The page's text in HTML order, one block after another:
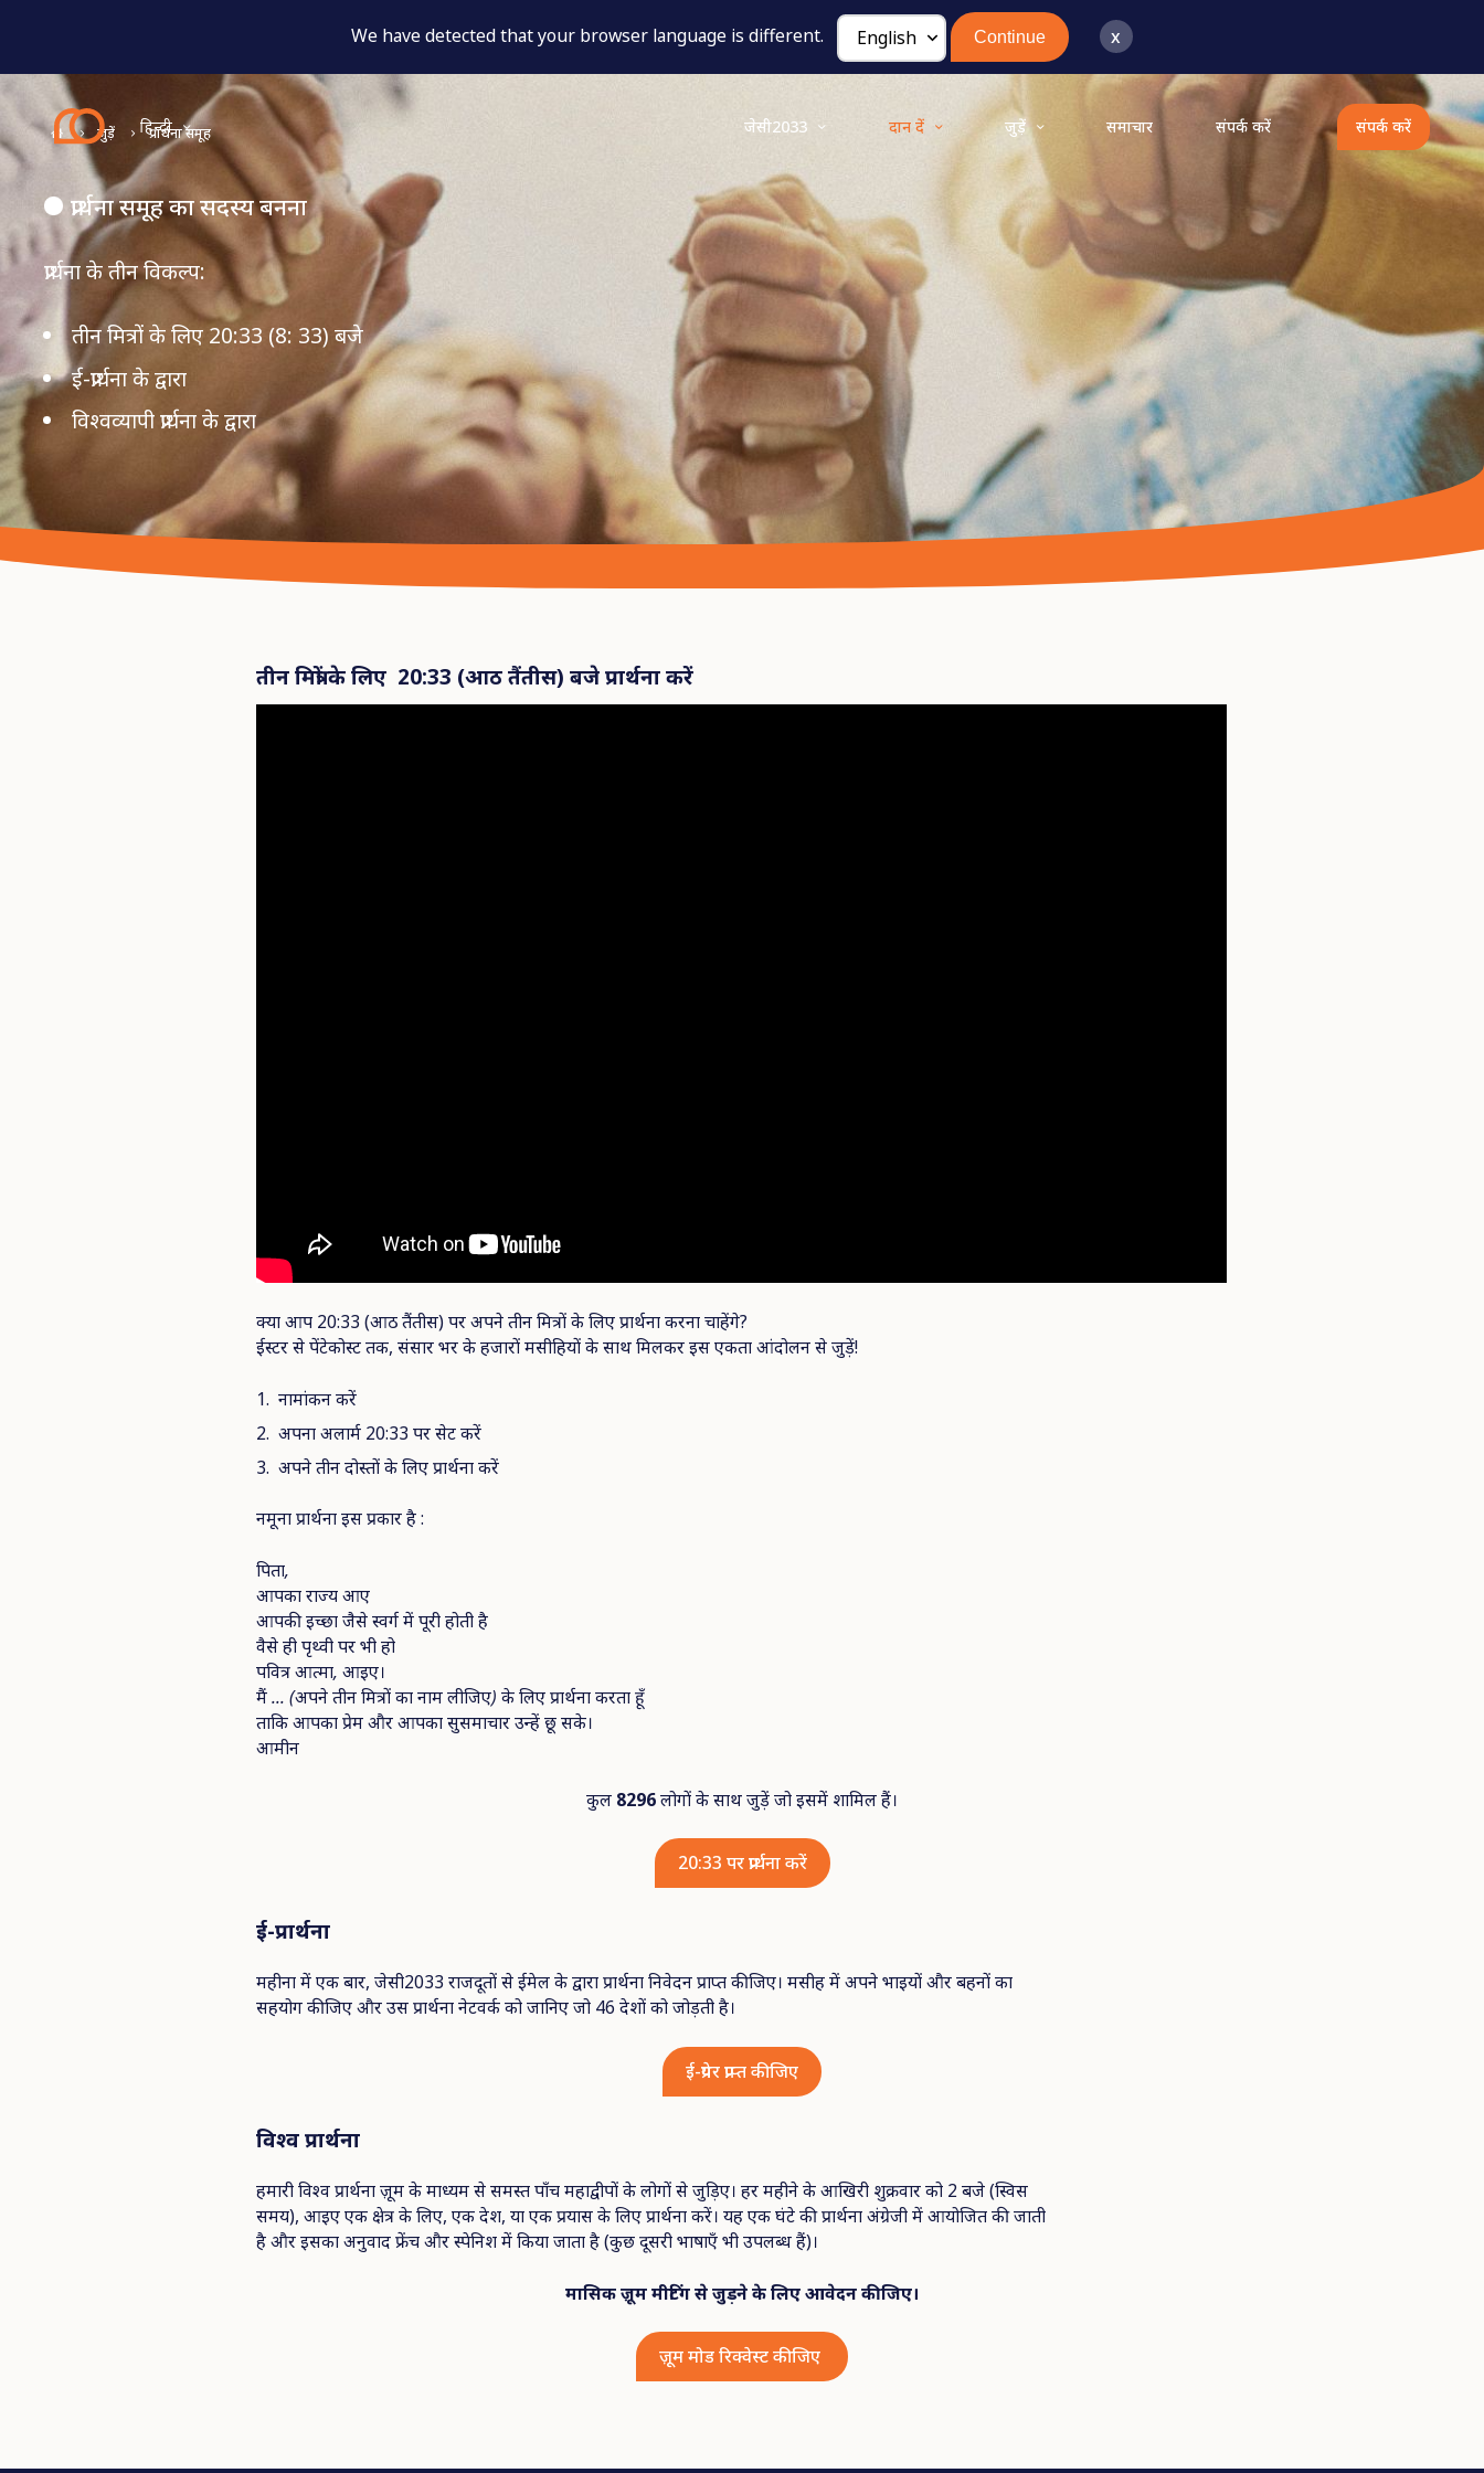
We have detected that your browser language is different. Continue x
हिन्दी जेसी2033 दान दें जुड़ें समाचार संपर्क करें संपर्क करें
जुड़ें प्रार्थना समूह
प्रार्थना समूह का सदस्य बनना
प्रार्थना के तीन विकल्प:
तीन मित्रों के लिए 20:33 (8: 33) बजे
ई-प्रार्थना के द्वारा
विश्वव्यापी प्रार्थना के द्वारा
तीन मित्रोंके लिए 20:33 (आठ तैंतीस)बजे प्रार्थना करें
क्या आप 20:33 (आठ तैंतीस) पर अपने तीन मित्रों के लिए प्रार्थना करना चाहेंगे?
ईस्टर से पेंटेकोस्ट तक, संसार भर के हजारों मसीहियों के साथ मिलकर इस एकता आंदोलन से जुड़ें!
नामांकन करें
अपना अलार्म 20:33 पर सेट करें
अपने तीन दोस्तों के लिए प्रार्थना करें
नमूना प्रार्थना इस प्रकार है :
पिता,
आपकाराज्यआए
आपकीइच्छाजैसेस्वर्गमेंपूरीहोतीहै
वैसेहीपृथ्वीपरभीहो
पवित्रआत्मा,आइए।
मैं... (अपनेतीनमित्रोंकानामलीजिए)केलिएप्रार्थनाकरताहूँ
ताकिआपकाप्रेमऔरआपकासुसमाचारउन्हेंछूसके।
आमीन
कुल 8296लोगों के साथ जुड़ें जो इसमें शामिल हैं।
20:33 पर प्रार्थना करें
ई-प्रार्थना
महीना में एक बार, जेसी2033 राजदूतों से ईमेल के द्वारा प्रार्थना निवेदन प्राप्त कीजिए। मसीह में अपने भाइयों और बहनों का
सहयोग कीजिए और उस प्रार्थना नेटवर्क को जानिए जो 46 देशों को जोड़ती है।
ई-प्रेयर प्राप्त कीजिए
विश्व प्रार्थना
हमारी विश्व प्रार्थना ज़ूम के माध्यम से समस्त पाँच महाद्वीपों के लोगों से जुड़िए। हर महीने के आखिरी शुक्रवार को 2 बजे (स्विस
समय), आइए एक क्षेत्र के लिए, एक देश, या एक प्रयास के लिए प्रार्थना करें। यह एक घंटे की प्रार्थना अंग्रेजी में आयोजित की जाती
है और इसका अनुवाद फ्रेंच और स्पेनिश में किया जाता है (कुछ दूसरी भाषाएँ भी उपलब्ध हैं)।
मासिक ज़ूम मीटिंग से जुड़ने के लिए आवेदन कीजिए।
ज़ूम मोड रिक्वेस्ट कीजिए